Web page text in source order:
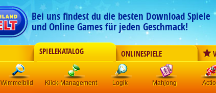
Bei uns findest du die besten Download Spiele
und Online Games für jeden Geschmack!
SPIELEKATALOG ONLINESPIELE
Wimmelbild Klick-Management Logik Mahjong